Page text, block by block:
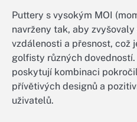
Puttery s vysokým MOI
navrženy tak, aby
vzdálenosti a přesnost, což
golfisty různých
poskytují kombinaci
přívětivých designů a
uživatelů.